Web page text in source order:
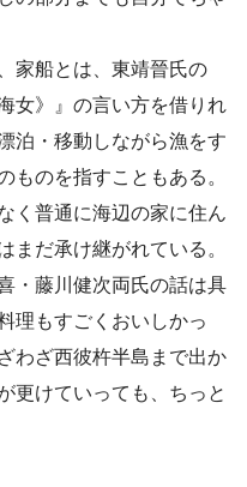
家船とは、東靖晉氏の
女》』の言い方を借りれ
泊・移動しながら漁をす
ものを指すこともある。
く普通に海辺の家に住ん
まだ承け継がれている。
・藤川健次両氏の話は具
理もすごくおいしかっ
わざ西彼杵半島まで出か
更けていっても、ちっと